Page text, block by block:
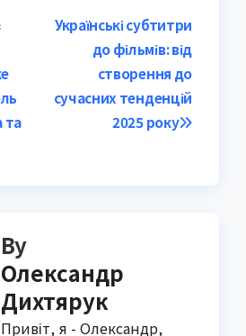
Українські субтитри
до фільмів: від
створення до
сучасних тенденцій
2025 року
та
By
Олександр
Дихтярук
Привіт, я - Олександр,